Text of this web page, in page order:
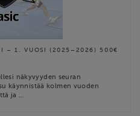
– 1. VUOSI (2025–2026) 500€
näkyvyyden seuran
käynnistää kolmen vuoden
ja …